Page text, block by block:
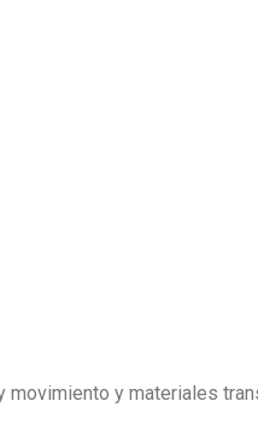
y materiales